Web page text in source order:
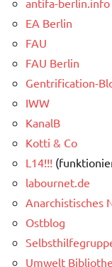
EA Berlin
FAU
FAU Berlin
Gentrification-
IWW
KanalB
Kotti & Co
L14!!!
labournet.de
Anarchistisches
Ostblog
Umwelt